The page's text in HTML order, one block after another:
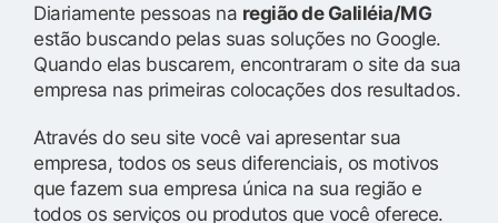
Diariamente pessoas na região de Galiléia/MG
estão buscando pelas suas soluções no Google.
Quando elas buscarem, encontraram o site da sua
empresa nas primeiras colocações dos resultados.
Através do seu site você vai apresentar sua
empresa, todos os seus diferenciais, os motivos
que fazem sua empresa única na sua região e
todos os serviços ou produtos que você oferece.